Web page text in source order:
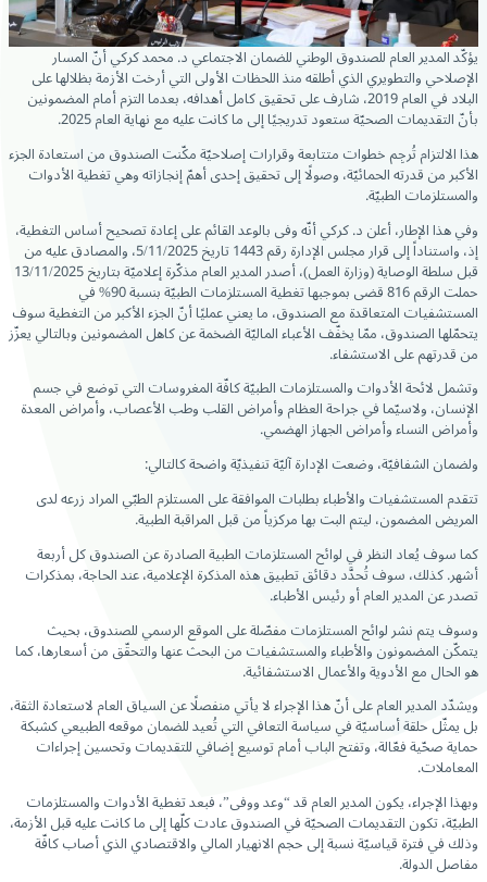
يؤكّد المدير العام للصندوق الوطني للضمان الاجتماعي د. محمد كركي أنّ المسار
الإصلاحي والتطويري الذي أطلقه منذ اللحظات الأولى التي أرخت الأزمة بظلالها على
البلاد في العام 2019، شارف على تحقيق كامل أهدافه، بعدما التزم أمام المضمونين
بأنّ التقديمات الصحيّة ستعود تدريجيًا إلى ما كانت عليه مع نهاية العام 2025.
هذا الالتزام تُرجِم خطوات متتابعة وقرارات إصلاحيّة مكّنت الصندوق من استعادة الجزء
الأكبر من قدرته الحمائيّة، وصولًا إلى تحقيق إحدى أهمّ إنجازاته وهي تغطية الأدوات
والمستلزمات الطبيّة.
وفي هذا الإطار، أعلن د. كركي أنّه وفى بالوعد القائم على إعادة تصحيح أساس التغطية،
إذ، واستناداً إلى قرار مجلس الإدارة رقم 1443 تاريخ 5/11/2025، والمصادق عليه من
قبل سلطة الوصاية (وزارة العمل)، أصدر المدير العام مذكّرة إعلاميّة بتاريخ 13/11/2025
حملت الرقم 816 قضى بموجبها تغطية المستلزمات الطبيّة بنسبة 90% في
المستشفيات المتعاقدة مع الصندوق، ما يعني عمليًا أنّ الجزء الأكبر من التغطية سوف
يتحمّلها الصندوق، ممّا يخفّف الأعباء الماليّة الضخمة عن كاهل المضمونين وبالتالي يعزّز
من قدرتهم على الاستشفاء.
وتشمل لائحة الأدوات والمستلزمات الطبيّة كافّة المغروسات التي توضع في جسم
الإنسان، ولاسيّما في جراحة العظام وأمراض القلب وطب الأعصاب، وأمراض المعدة
وأمراض النساء وأمراض الجهاز الهضمي.
ولضمان الشفافيّة، وضعت الإدارة آليّة تنفيذيّة واضحة كالتالي:
تتقدم المستشفيات والأطباء بطلبات الموافقة على المستلزم الطبّي المراد زرعه لدى
المريض المضمون، ليتم البت بها مركزياً من قبل المراقبة الطبية.
كما سوف يُعاد النظر في لوائح المستلزمات الطبية الصادرة عن الصندوق كل أربعة
أشهر. كذلك، سوف تُحدَّد دقائق تطبيق هذه المذكرة الإعلامية، عند الحاجة، بمذكرات
تصدر عن المدير العام أو رئيس الأطباء.
وسوف يتم نشر لوائح المستلزمات مفصّلة على الموقع الرسمي للصندوق، بحيث
يتمكّن المضمونون والأطباء والمستشفيات من البحث عنها والتحقّق من أسعارها، كما
هو الحال مع الأدوية والأعمال الاستشفائية.
ويشدّد المدير العام على أنّ هذا الإجراء لا يأتي منفصلًا عن السياق العام لاستعادة الثقة،
بل يمثّل حلقة أساسيّة في سياسة التعافي التي تُعيد للضمان موقعه الطبيعي كشبكة
حماية صحّية فعّالة، وتفتح الباب أمام توسيع إضافي للتقديمات وتحسين إجراءات
المعاملات.
وبهذا الإجراء، يكون المدير العام قد “وعد ووفى”، فبعد تغطية الأدوات والمستلزمات
الطبيّة، تكون التقديمات الصحيّة في الصندوق عادت كلّها إلى ما كانت عليه قبل الأزمة،
وذلك في فترة قياسيّة نسبة إلى حجم الانهيار المالي والاقتصادي الذي أصاب كافّة
مفاصل الدولة.